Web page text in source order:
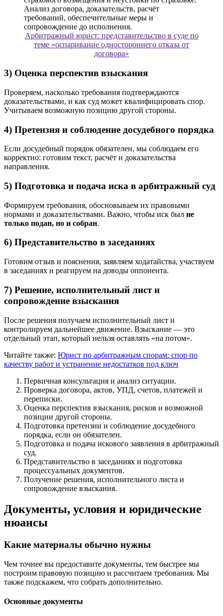
Арбитражный юрист: представительство в суде по
теме «оспаривание одностороннего отказа от
договора»
3) Оценка перспектив взыскания
Проверяем, насколько требования подтверждаются
доказательствами, и как суд может квалифицировать спор.
Учитываем возможную позицию другой стороны.
4) Претензия и соблюдение досудебного порядка
Если досудебный порядок обязателен, мы соблюдаем его
корректно: готовим текст, расчёт и доказательства
направления.
5) Подготовка и подача иска в арбитражный суд
Формируем требования, обосновываем их правовыми
нормами и доказательствами. Важно, чтобы иск был не
только подан, но и собран.
6) Представительство в заседаниях
Готовим отзыв и пояснения, заявляем ходатайства, участвуем
в заседаниях и реагируем на доводы оппонента.
7) Решение, исполнительный лист и
сопровождение взыскания
После решения получаем исполнительный лист и
контролируем дальнейшее движение. Взыскание — это
отдельный этап, который нельзя оставлять «на потом».
Читайте также: Юрист по арбитражным спорам: спор по
качеству работ и устранение недостатков под ключ
Первичная консультация и анализ ситуации.
Проверка договора, актов, УПД, счетов, платежей и
переписки.
Оценка перспектив взыскания, рисков и возможной
позиции другой стороны.
Подготовка претензии и соблюдение досудебного
порядка, если он обязателен.
Подготовка и подача искового заявления в арбитражный
суд.
Представительство в заседаниях и подготовка
процессуальных документов.
Получение решения, исполнительного листа и
сопровождение взыскания.
Документы, условия и юридические
нюансы
Какие материалы обычно нужны
Чем точнее вы предоставите документы, тем быстрее мы
построим правовую позицию и рассчитаем требования. Мы
также подскажем, что собрать дополнительно.
Основные документы